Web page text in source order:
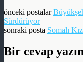
önceki postalar
Sürdürüyor
sonraki posta Somalı
Bir cevap yazın